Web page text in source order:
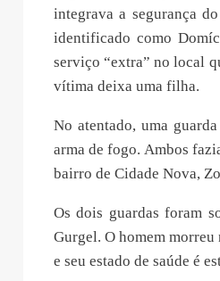
integrava a segurança
identificado como
serviço “extra” no local
vítima deixa uma filha.
No atentado, uma
arma de fogo. Ambos
bairro de Cidade Nova,
Os dois guardas foram
Gurgel. O homem
e seu estado de saúde é